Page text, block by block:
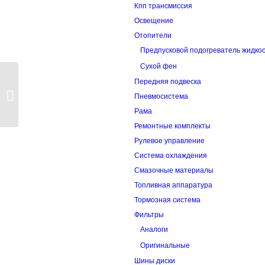
Кпп трансмиссия
Освещение
Отопители
Предпусковой подогреватель
Сухой фен
Передняя подвеска
Пневмосистема
Рама
Ремонтные комплекты
Рулевое управление
Система охлаждения
Смазочные материалы
Топливная аппаратура
Тормозная система
Фильтры
Аналоги
Оригинальные
Шины диски